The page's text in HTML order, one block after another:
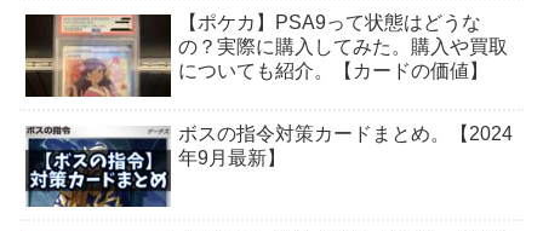
【ポケカ】PSA9って状態はどうな
の？実際に購入してみた。購入や買取
についても紹介。【カードの価値】
ボスの指令対策カードまとめ。【2024
年9月最新】